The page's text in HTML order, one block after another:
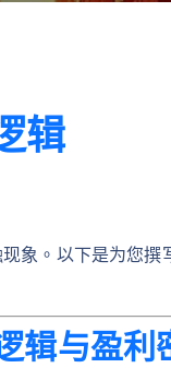
辑
象。以下是为您撰
辑与盈利